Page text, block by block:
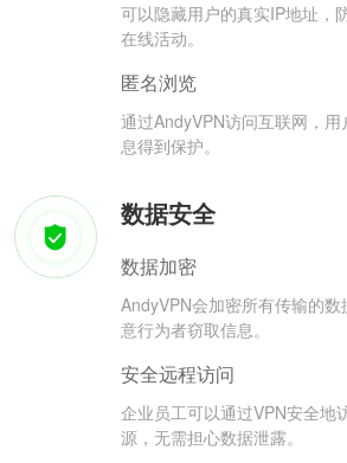
可以隐藏用户的真实IP地址，
在线活动。
匿名浏览
通过AndyVPN访问互联网，
息得到保护。
数据安全
数据加密
AndyVPN会加密所有传输的
意行为者窃取信息。
安全远程访问
企业员工可以通过VPN安全地
源，无需担心数据泄露。